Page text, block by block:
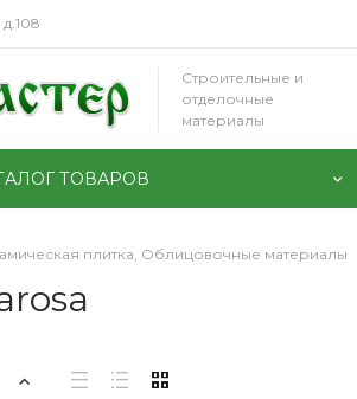
Строительные и
отделочные
материалы
ТОВАРОВ
плитка, Облицовочные материалы